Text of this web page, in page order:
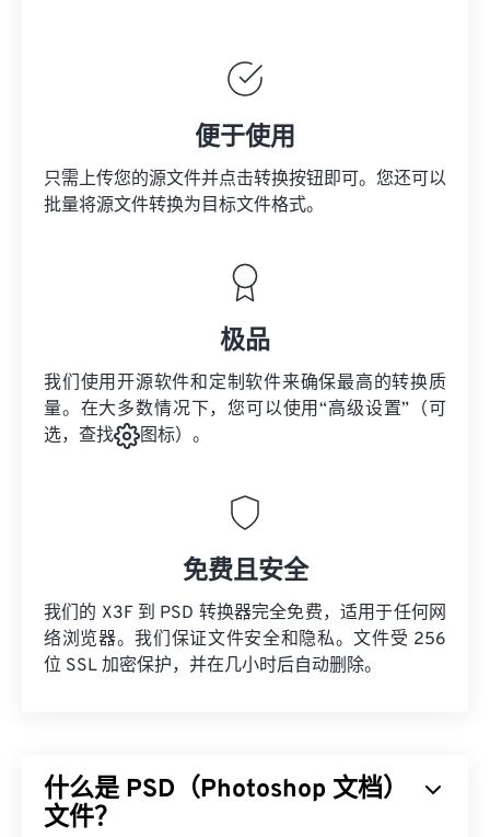
便于使用
只需上传您的源文件并点击转换按钮即可。您还可以
批量将源文件转换为目标文件格式。
极品
我们使用开源软件和定制软件来确保最高的转换质
量。在大多数情况下，您可以使用“高级设置”（可
选，查找
图标）。
免费且安全
我们的 X3F 到 PSD 转换器完全免费，适用于任何网
络浏览器。我们保证文件安全和隐私。文件受 256
位 SSL 加密保护，并在几小时后自动删除。
什么是 PSD（Photoshop 文档）
文件？